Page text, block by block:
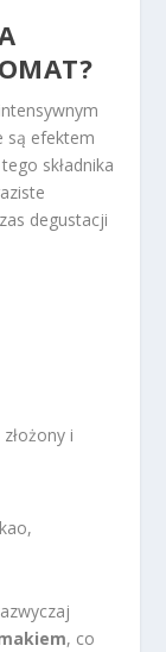
są efektem
składnika
degustacji
i
, co